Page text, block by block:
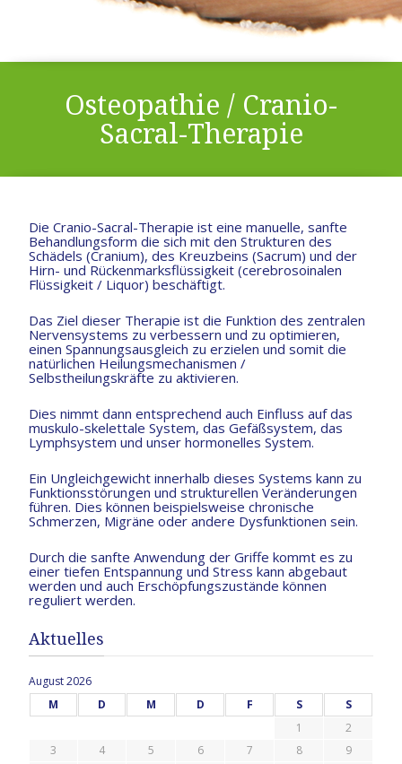
Osteopathie / Cranio-
Sacral-Therapie
Die Cranio-Sacral-Therapie ist eine manuelle, sanfte
Behandlungsform die sich mit den Strukturen des
Schädels (Cranium), des Kreuzbeins (Sacrum) und der
Hirn- und Rückenmarksflüssigkeit (cerebrosoinalen
Flüssigkeit / Liquor) beschäftigt.
Das Ziel dieser Therapie ist die Funktion des zentralen
Nervensystems zu verbessern und zu optimieren,
einen Spannungsausgleich zu erzielen und somit die
natürlichen Heilungsmechanismen /
Selbstheilungskräfte zu aktivieren.
Dies nimmt dann entsprechend auch Einfluss auf das
muskulo-skelettale System, das Gefäßsystem, das
Lymphsystem und unser hormonelles System.
Ein Ungleichgewicht innerhalb dieses Systems kann zu
Funktionsstörungen und strukturellen Veränderungen
führen. Dies können beispielsweise chronische
Schmerzen, Migräne oder andere Dysfunktionen sein.
Durch die sanfte Anwendung der Griffe kommt es zu
einer tiefen Entspannung und Stress kann abgebaut
werden und auch Erschöpfungszustände können
reguliert werden.
Aktuelles
August 2026
M
D M D F S
S
1
2
3
4 5 6 7 8
9